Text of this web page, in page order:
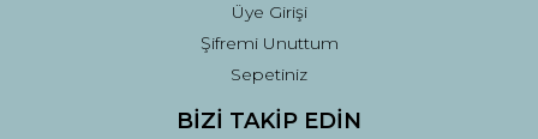
Üye Girişi
Şifremi Unuttum
Sepetiniz
BİZİ TAKİP EDİN